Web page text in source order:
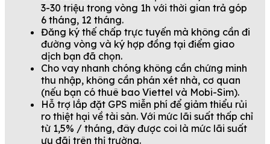
3-30 triệu trong vòng 1h với thời gian trả góp
6 tháng, 12 tháng.
Đăng ký thế chấp trực tuyến mà không cần đi
đường vòng và ký hợp đồng tại điểm giao
dịch bạn đã chọn.
Cho vay nhanh chóng không cần chứng minh
thu nhập, không cần phán xét nhà, cơ quan
(nếu bạn có thuê bao Viettel và Mobi-Sim).
Hỗ trợ lắp đặt GPS miễn phí để giảm thiểu rủi
ro thiệt hại về tài sản. Với mức lãi suất thấp chỉ
từ 1,5% / tháng, đây được coi là mức lãi suất
ưu đãi trên thị trường.